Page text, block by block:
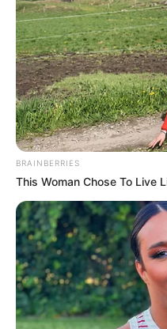
025.
WhatsApp: Canal JASB | O
situação é grave e merece
sumiço de 15 anos expõe
epidemia de 2024 à reinfecção.
-2p
Minas Gerais no radar da
2024, Minas Gerais
sorotipo 3 do vírus. O estado,
passado, volta a ser foco de
retorno desse sorotipo que
A epidemia de dengue de
sorotipo 3 torna a situação
BRAINBERRIES
This Woman Chose To Live